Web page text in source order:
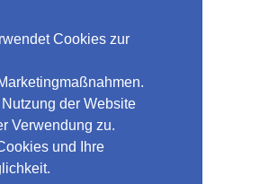
Cookies zur
der Website
Verwendung zu.
und Ihre